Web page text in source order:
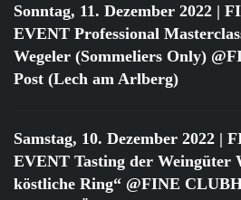
Sonntag, 11. Dezember 2022 |
EVENT Professional
Wegeler (Sommeliers Only)
Post (Lech am Arlberg)
Samstag, 10. Dezember 2022 |
EVENT Tasting der Weingüter
köstliche Ring“ @FINE